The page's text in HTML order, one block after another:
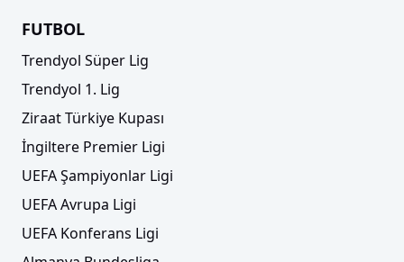
FUTBOL
Trendyol Süper Lig
Trendyol 1. Lig
Ziraat Türkiye Kupası
İngiltere Premier Ligi
UEFA Şampiyonlar Ligi
UEFA Avrupa Ligi
UEFA Konferans Ligi